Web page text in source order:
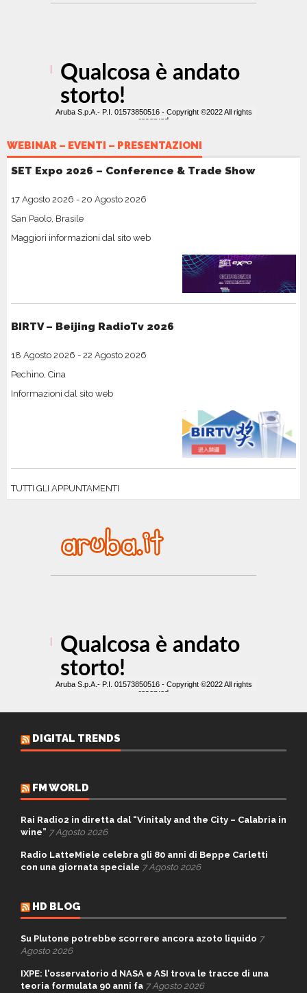
WEBINAR – EVENTI – PRESENTAZIONI
SET Expo 2026 – Conference & Trade Show
17 Agosto 2026 - 20 Agosto 2026
San Paolo, Brasile
Maggiori informazioni dal sito web
BIRTV – Beijing RadioTv 2026
18 Agosto 2026 - 22 Agosto 2026
Pechino, Cina
Informazioni dal sito web
TUTTI GLI APPUNTAMENTI
DIGITAL TRENDS
FM WORLD
Rai Radio2 in diretta dal “Vinitaly and the City – Calabria in
wine” 7 Agosto 2026
Radio LatteMiele celebra gli 80 anni di Beppe Carletti
con una giornata speciale 7 Agosto 2026
HD BLOG
Su Plutone potrebbe scorrere ancora azoto liquido 7
Agosto 2026
IXPE: l'osservatorio d NASA e ASI trova le tracce di una
teoria formulata 90 anni fa 7 Agosto 2026